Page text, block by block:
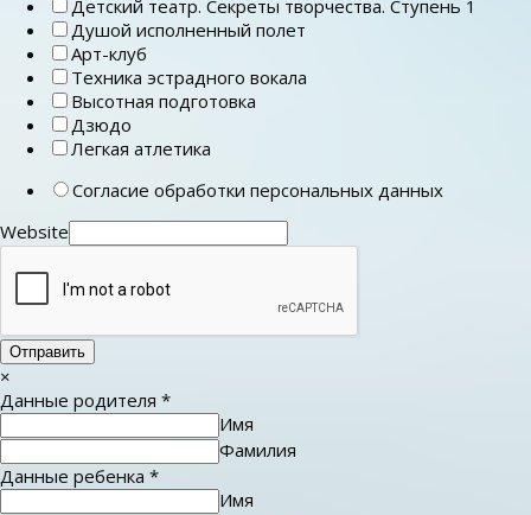
Детский театр. Секреты творчества. Ступень 1
Душой исполненный полет
Арт-клуб
Техника эстрадного вокала
Высотная подготовка
Дзюдо
Легкая атлетика
Согласие обработки персональных данных
Website
Отправить
×
Данные родителя *
Имя
Фамилия
Данные ребенка *
Имя